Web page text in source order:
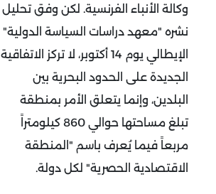
وكالة الأنباء الفرنسية. لكن وفق تحليل
نشره "معهد دراسات السياسة الدولية"
الإيطالي يوم 14 أكتوبر، لا تركز الاتفاقية
الجديدة على الحدود البحرية بين
البلدين، وإنما يتعلق الأمر بمنطقة
تبلغ مساحتها حوالي 860 كيلومتراً
مربعاً فيما يُعرف باسم "المنطقة
الاقتصادية الحصرية" لكل دولة.